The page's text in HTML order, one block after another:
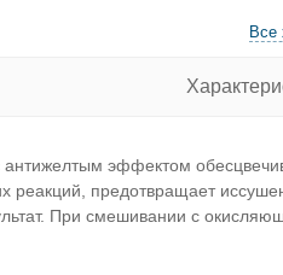
Все
эффектом
реакций, предотвращает
При смешивании с